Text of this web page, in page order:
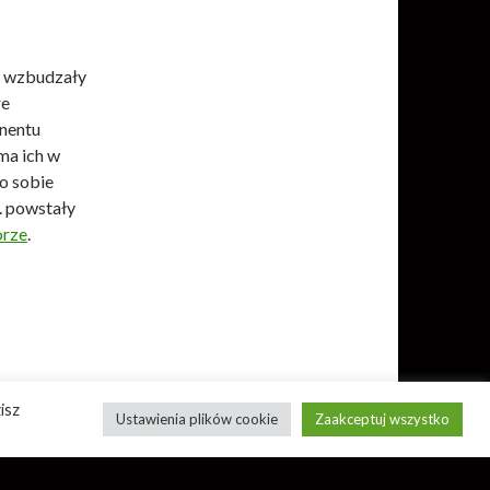
ich w
sobie
powstały
.
Ustawienia plików cookie Zaakceptuj wszystko